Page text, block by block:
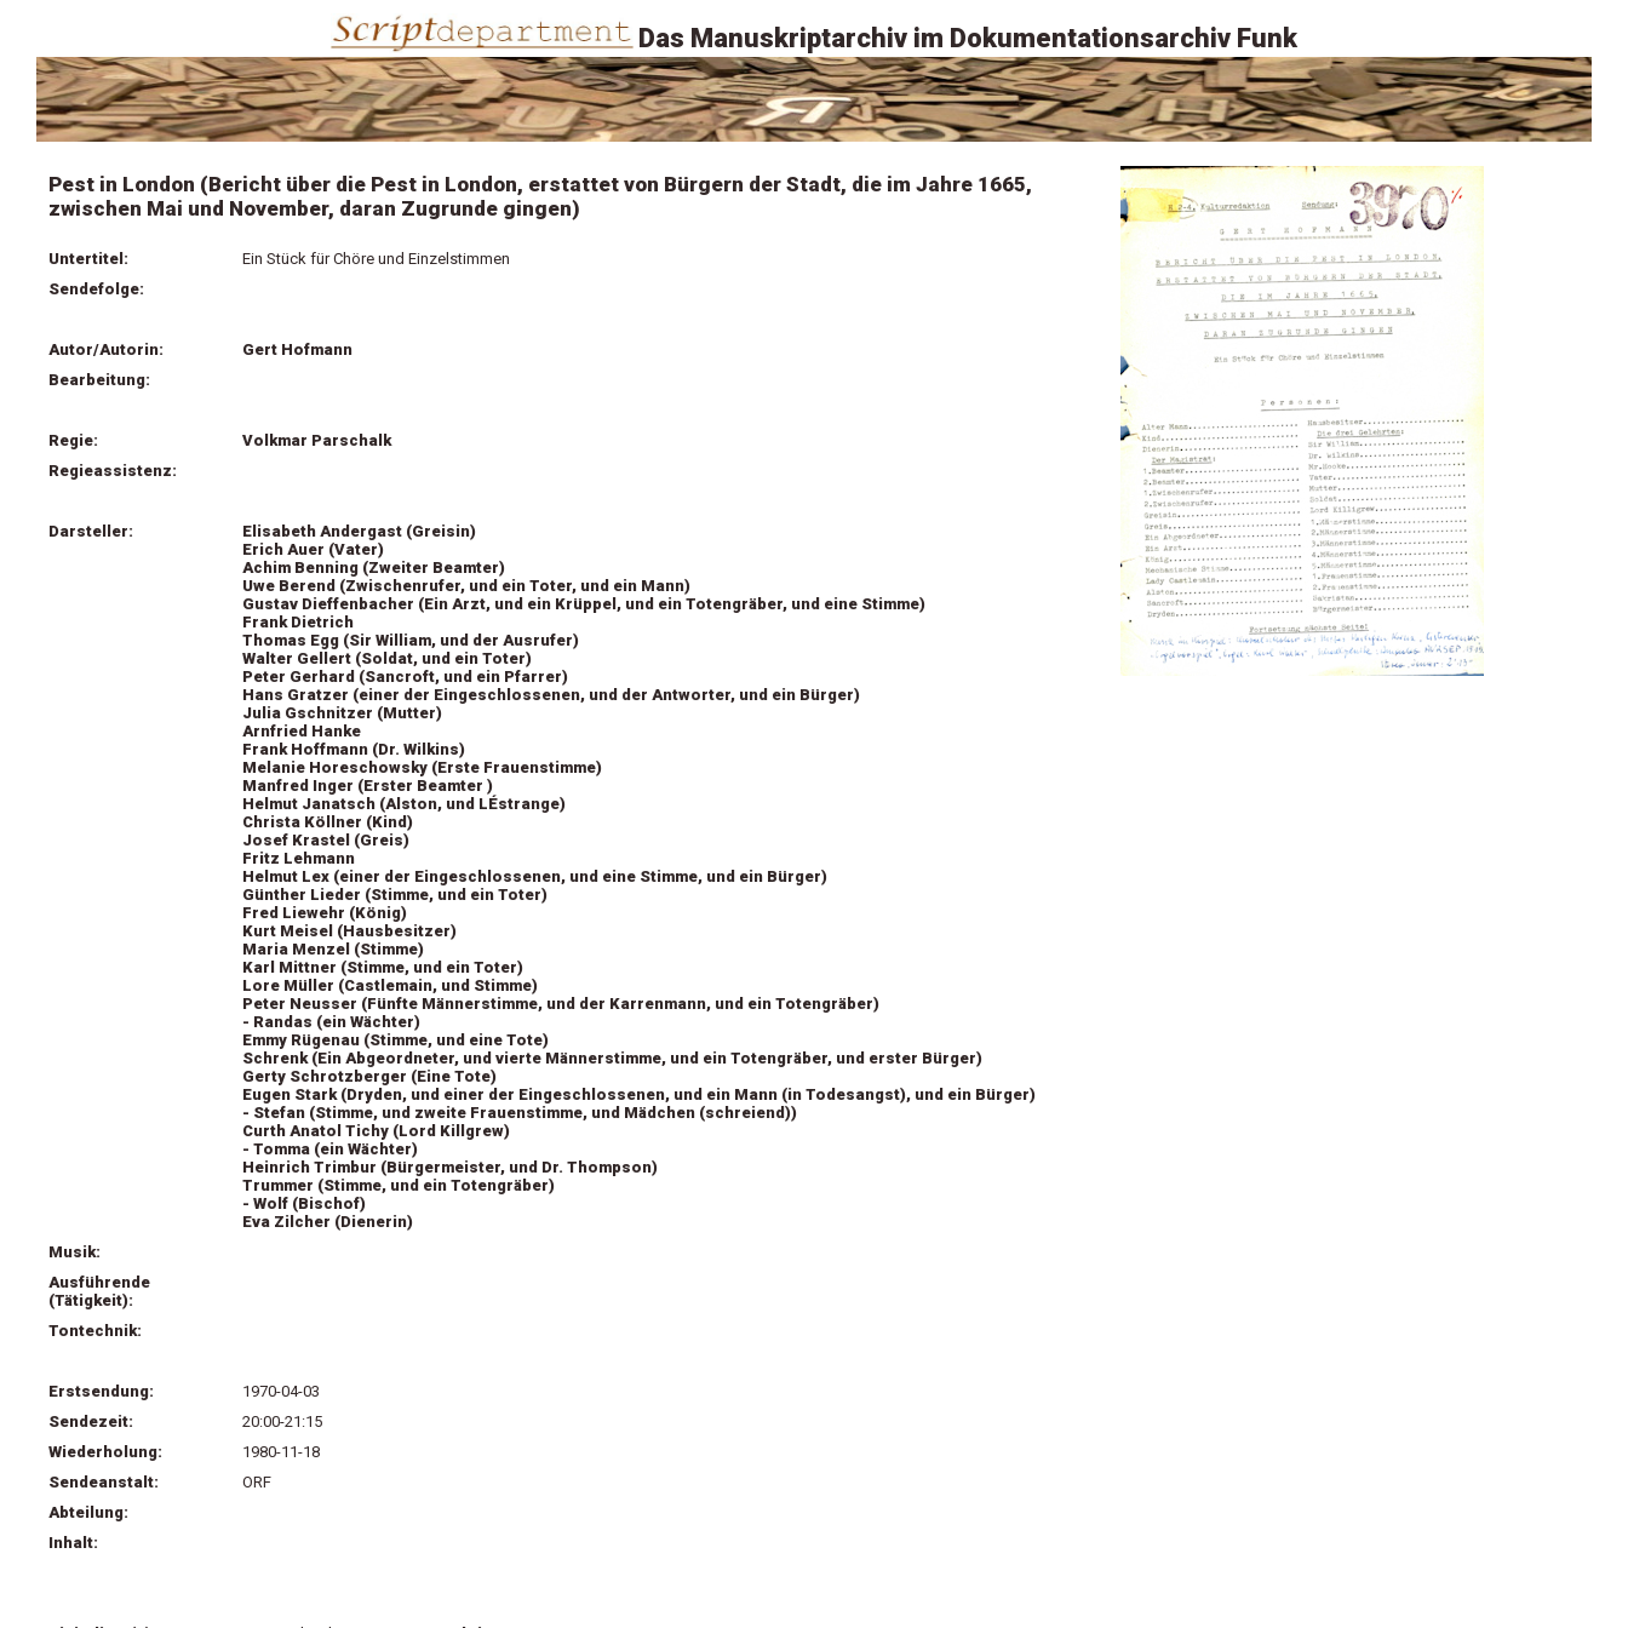
Das Manuskriptarchiv im Dokumentationsarchiv Funk
Pest in London (Bericht über die Pest in London, erstattet von Bürgern der Stadt, die im Jahre 1665,
zwischen Mai und November, daran Zugrunde gingen)
Untertitel:
Ein Stück für Chöre und Einzelstimmen
Sendefolge:
Autor/Autorin:
Gert Hofmann
Bearbeitung:
Regie:
Volkmar Parschalk
Regieassistenz:
Darsteller:
Elisabeth Andergast (Greisin)
Erich Auer (Vater)
Achim Benning (Zweiter Beamter)
Uwe Berend (Zwischenrufer, und ein Toter, und ein Mann)
Gustav Dieffenbacher (Ein Arzt, und ein Krüppel, und ein Totengräber, und eine Stimme)
Frank Dietrich
Thomas Egg (Sir William, und der Ausrufer)
Walter Gellert (Soldat, und ein Toter)
Peter Gerhard (Sancroft, und ein Pfarrer)
Hans Gratzer (einer der Eingeschlossenen, und der Antworter, und ein Bürger)
Julia Gschnitzer (Mutter)
Arnfried Hanke
Frank Hoffmann (Dr. Wilkins)
Melanie Horeschowsky (Erste Frauenstimme)
Manfred Inger (Erster Beamter )
Helmut Janatsch (Alston, und LÉstrange)
Christa Köllner (Kind)
Josef Krastel (Greis)
Fritz Lehmann
Helmut Lex (einer der Eingeschlossenen, und eine Stimme, und ein Bürger)
Günther Lieder (Stimme, und ein Toter)
Fred Liewehr (König)
Kurt Meisel (Hausbesitzer)
Maria Menzel (Stimme)
Karl Mittner (Stimme, und ein Toter)
Lore Müller (Castlemain, und Stimme)
Peter Neusser (Fünfte Männerstimme, und der Karrenmann, und ein Totengräber)
- Randas (ein Wächter)
Emmy Rügenau (Stimme, und eine Tote)
Schrenk (Ein Abgeordneter, und vierte Männerstimme, und ein Totengräber, und erster Bürger)
Gerty Schrotzberger (Eine Tote)
Eugen Stark (Dryden, und einer der Eingeschlossenen, und ein Mann (in Todesangst), und ein Bürger)
- Stefan (Stimme, und zweite Frauenstimme, und Mädchen (schreiend))
Curth Anatol Tichy (Lord Killgrew)
- Tomma (ein Wächter)
Heinrich Trimbur (Bürgermeister, und Dr. Thompson)
Trummer (Stimme, und ein Totengräber)
- Wolf (Bischof)
Eva Zilcher (Dienerin)
Musik:
Ausführende
(Tätigkeit):
Tontechnik:
Erstsendung:
1970-04-03
Sendezeit:
20:00-21:15
Wiederholung:
1980-11-18
Sendeanstalt:
ORF
Abteilung:
Inhalt: